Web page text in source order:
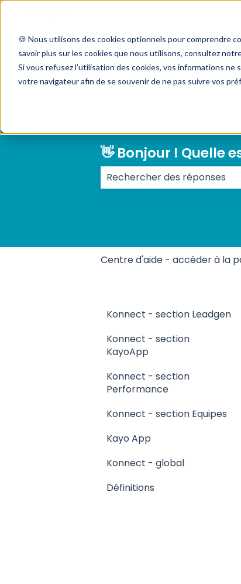
🍪 Nous utilisons des cookies optionnels pour comprendre
savoir plus sur les cookies que nous utilisons, consultez
Si vous refusez l'utilisation des cookies, vos informations
votre navigateur afin de se souvenir de ne pas suivre vos
👋 Bonjour ! Quelle
Centre d'aide - accéder à la
Konnect - section Leadgen
Konnect - section
KayoApp
Konnect - section
Performance
Konnect - section Equipes
Kayo App
Konnect - global
Définitions